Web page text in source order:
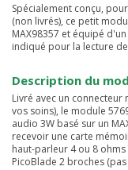
Spécialement conçu,
(non livrés), ce petit
MAX98357 et équipé
indiqué pour la lecture
Description du
Livré avec un
vos soins), le module
audio 3W basé sur un
recevoir une carte
haut-parleur 4 ou 8
PicoBlade 2 broches (pas